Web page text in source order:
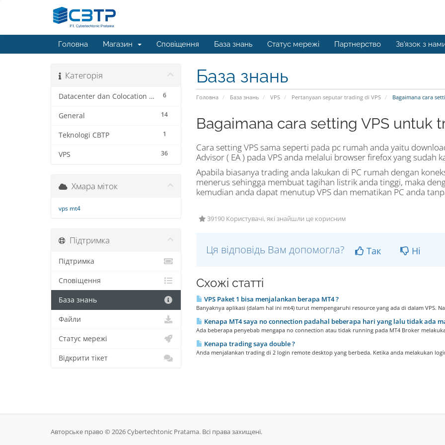
Головна Магазин Сповіщення База знань Статус мережі Партнерство Зв'язок з
База знань
Головна База знань VPS Pertanyaan seputar trading di VPS Bagaimana cara
Категорія
6
Datacenter dan Colocation Service
14
General
1
Teknologi CBTP
36
VPS
Bagaimana cara setting VPS untuk
Cara setting VPS sama seperti pada pc rumah anda yaitu
Advisor ( EA ) pada VPS anda melalui browser firefox yang sudah
Apabila biasanya trading anda lakukan di PC rumah dengan
menerus sehingga membuat tagihan listrik anda tinggi, maka
kemudian anda dapat menutup VPS dan mematikan PC anda
39190 Користувачі, які знайшли це корисним
Ця відповідь Вам допомогла? Так Ні
Схожі статті
VPS Paket 1 bisa menjalankan berapa MT4 ?
Banyaknya aplikasi (dalam hal ini mt4) turut mempengaruhi resource yang ada di dalam VPS.
Kenapa MT4 saya no connection padahal beberapa hari yang lalu tidak ada
Ada beberapa penyebab mengapa no connection atau tidak running pada MT4 Broker
Kenapa trading saya double ?
Anda menjalankan trading di 2 login remote desktop yang berbeda. Ketika anda melakukan
Хмара міток
vps mt4
Підтримка
Підтримка
Сповіщення
База знань
Файли
Статус мережі
Відкрити тікет
Авторське право © 2026 Cybertechtonic Pratama. Всі права захищені.